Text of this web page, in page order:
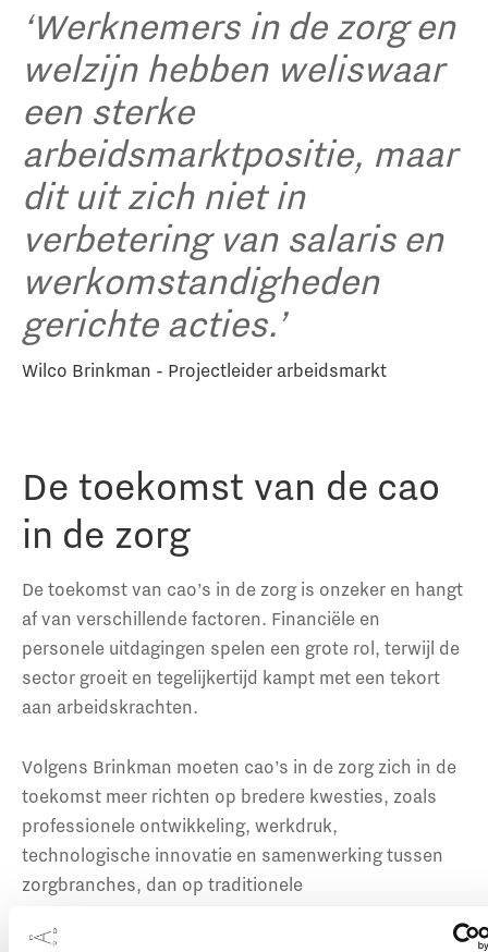
‘Werknemers in de zorg en
welzijn hebben weliswaar
een sterke
arbeidsmarktpositie, maar
dit uit zich niet in
verbetering van salaris en
werkomstandigheden
gerichte acties.’
Wilco Brinkman - Projectleider arbeidsmarkt
De toekomst van de cao
in de zorg
De toekomst van cao’s in de zorg is onzeker en hangt
af van verschillende factoren. Financiële en
personele uitdagingen spelen een grote rol, terwijl de
sector groeit en tegelijkertijd kampt met een tekort
aan arbeidskrachten.
Volgens Brinkman moeten cao’s in de zorg zich in de
toekomst meer richten op bredere kwesties, zoals
professionele ontwikkeling, werkdruk,
technologische innovatie en samenwerking tussen
zorgbranches, dan op traditionele
twijfelt Brinkman of deze voldoende flexibiliteit biedt